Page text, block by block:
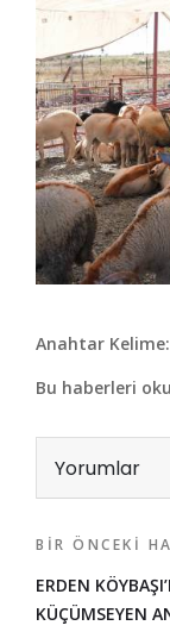
Anahtar Kelime:
Bu haberleri
Yorumlar
BIR ÖNCEKI
ERDEN
KÜÇÜMSEYEN